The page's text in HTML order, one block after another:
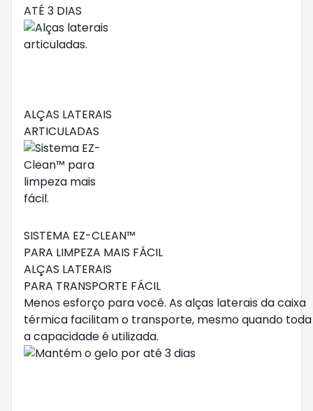
ATÉ 3 DIAS
ALÇAS LATERAIS
ARTICULADAS
SISTEMA EZ-CLEAN™
PARA LIMPEZA MAIS FÁCIL
ALÇAS LATERAIS
PARA TRANSPORTE FÁCIL
Menos esforço para você. As alças laterais da caixa
térmica facilitam o transporte, mesmo quando toda
a capacidade é utilizada.